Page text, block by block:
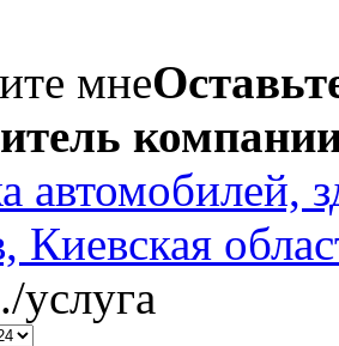
мне
автомобилей,
Киевская
услуга